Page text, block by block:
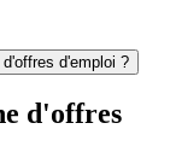
d'emploi ?
d'offres